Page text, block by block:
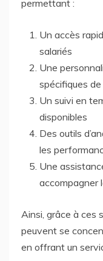
permettant :
Un accès
salariés
Une
spécifiques de
Un suivi en
disponibles
Des outils
les
Une
accompagner
Ainsi, grâce à ces
peuvent se
en offrant un